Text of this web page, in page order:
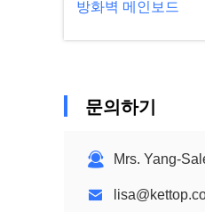
방화벽 메인보드
문의하기
Mrs. Yang-